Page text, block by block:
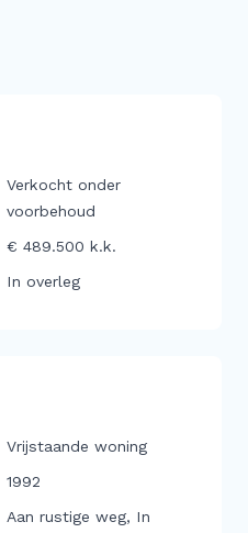
Verkocht onder
voorbehoud
€ 489.500 k.k.
In overleg
Vrijstaande woning
1992
Aan rustige weg, In